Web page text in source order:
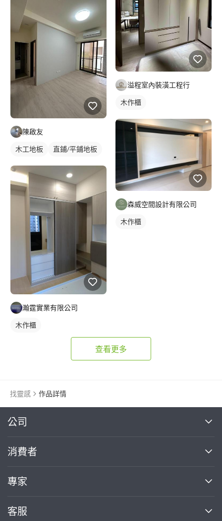
陳啟友
木工地板 直鋪/平鋪地板
瀚霆實業有限公司
木作櫃
溢程室內裝潢工程行
木作櫃
森威空間設計有限公司
木作櫃
查看更多
找靈感 作品詳情
公司
關於我們
部落格
加入我們
消費者
買服務
熱門服務
專家
案件中心
客服
繼續完成